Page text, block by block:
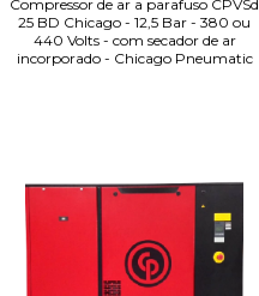
Compressor de ar a parafuso CPVSd
25 BD Chicago - 12,5 Bar - 380 ou
440 Volts - com secador de ar
incorporado - Chicago Pneumatic